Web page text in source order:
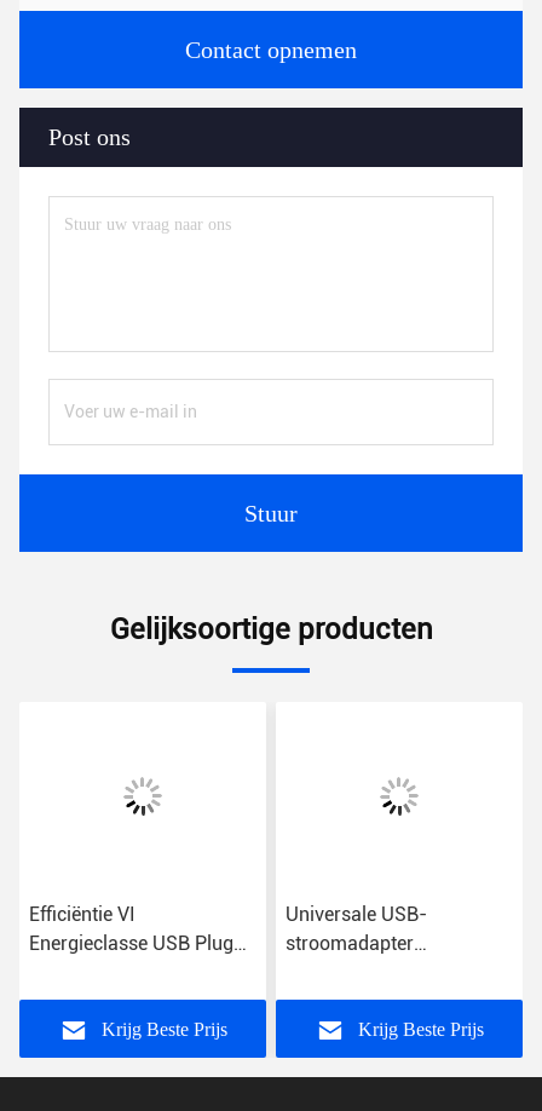
Contact opnemen
Post ons
Stuur
Gelijksoortige producten
Efficiëntie VI
Energieclasse USB Plug
wisselstroominvoer voor
universeel gebruik
Krijg Beste Prijs
Universale USB-
stroomadapter
Krijg Beste Prijs